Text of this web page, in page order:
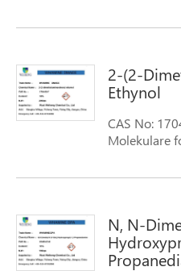
Molekulare
2-(2-
Ethynol
CAS No:
Molekulare
N, N-